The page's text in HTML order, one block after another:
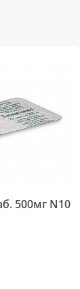
500мг N10